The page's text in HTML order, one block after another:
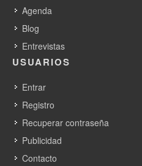
Agenda
Blog
Entrevistas
USUARIOS
Entrar
Registro
Recuperar contraseña
Publicidad
Contacto